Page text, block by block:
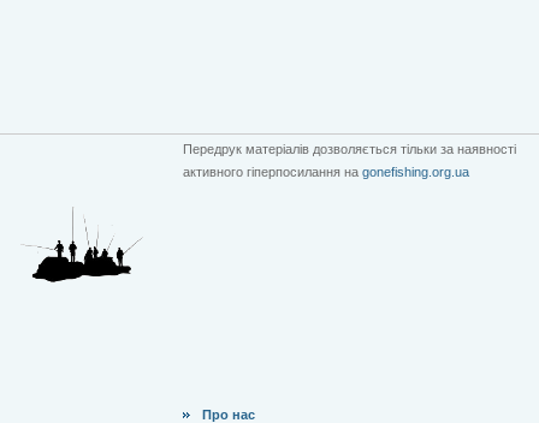
Передрук матеріалів дозволяється тільки за наявності
активного гіперпосилання на gonefishing.org.ua
Про нас